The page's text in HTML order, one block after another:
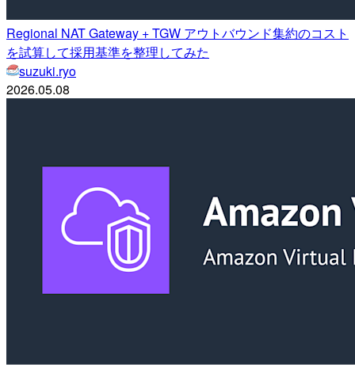
Regional NAT Gateway + TGW アウトバウンド集約のコスト
を試算して採用基準を整理してみた
suzuki.ryo
2026.05.08